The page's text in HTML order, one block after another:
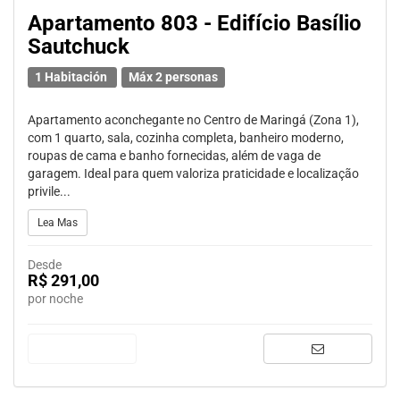
Apartamento 803 - Edifício Basílio
Sautchuck
1 Habitación Máx 2 personas
Apartamento aconchegante no Centro de Maringá (Zona 1),
com 1 quarto, sala, cozinha completa, banheiro moderno,
roupas de cama e banho fornecidas, além de vaga de
garagem. Ideal para quem valoriza praticidade e localização
privile...
Lea Mas
Desde
R$ 291,00
por noche